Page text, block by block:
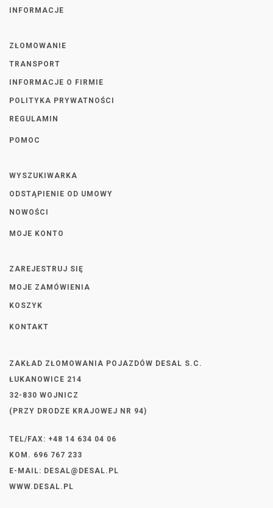
INFORMACJE
ZŁOMOWANIE
TRANSPORT
INFORMACJE O FIRMIE
POLITYKA PRYWATNOŚCI
REGULAMIN
POMOC
WYSZUKIWARKA
ODSTĄPIENIE OD UMOWY
NOWOŚCI
MOJE KONTO
ZAREJESTRUJ SIĘ
MOJE ZAMÓWIENIA
KOSZYK
KONTAKT
ZAKŁAD ZŁOMOWANIA POJAZDÓW DESAL S.C.
ŁUKANOWICE 214
32-830 WOJNICZ
(PRZY DRODZE KRAJOWEJ NR 94)
TEL/FAX: +48 14 634 04 06
KOM. 696 767 233
E-MAIL: DESAL@DESAL.PL
WWW.DESAL.PL